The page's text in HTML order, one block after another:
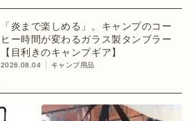
「炎まで楽しめる」。キャンプのコー
ヒー時間が変わるガラス製タンブラー
【目利きのキャンプギア】
2026.08.04 キャンプ用品